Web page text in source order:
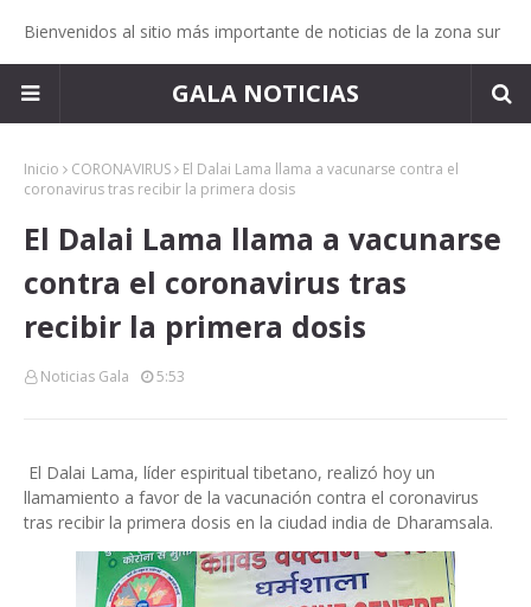
Bienvenidos al sitio más importante de noticias de la zona sur
GALA NOTICIAS
Inicio CORONAVIRUS
El Dalai Lama llama a vacunarse contra el
coronavirus tras recibir la primera dosis
El Dalai Lama llama a vacunarse
contra el coronavirus tras
recibir la primera dosis
Noticias Gala 5:53
El Dalai Lama, líder espiritual tibetano, realizó hoy un
llamamiento a favor de la vacunación contra el coronavirus
tras recibir la primera dosis en la ciudad india de Dharamsala.